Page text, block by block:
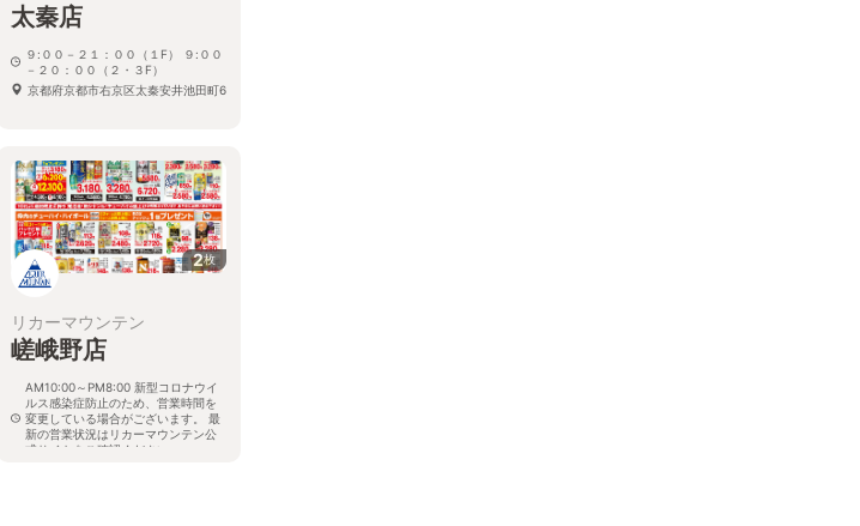
太秦店
９:００－２１：００（１F） ９:００
－２０：００（２・３F）
京都府京都市右京区太秦安井池田町6
2枚
リカーマウンテン
嵯峨野店
AM10:00～PM8:00 新型コロナウイ
ルス感染症防止のため、営業時間を
変更している場合がございます。 最
新の営業状況はリカーマウンテン公
式サイトをご確認ください。